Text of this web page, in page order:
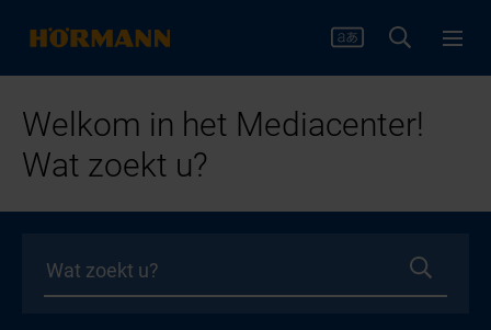
Welkom in het Mediacenter!
Wat zoekt u?